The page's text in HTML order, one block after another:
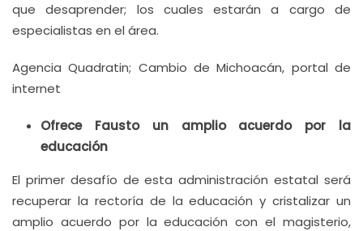
que desaprender; los cuales estarán a cargo de
especialistas en el área.
Agencia Quadratin; Cambio de Michoacán, portal de
internet
Ofrece Fausto un amplio acuerdo por la
educación
El primer desafío de esta administración estatal será
recuperar la rectoría de la educación y cristalizar un
amplio acuerdo por la educación con el magisterio,